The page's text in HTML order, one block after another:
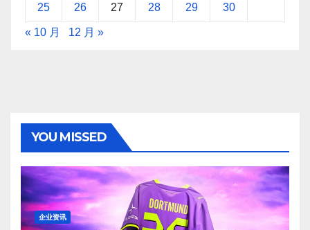
25 26 27 28 29 30
« 10 月 12 月 »
YOU MISSED
企业资讯